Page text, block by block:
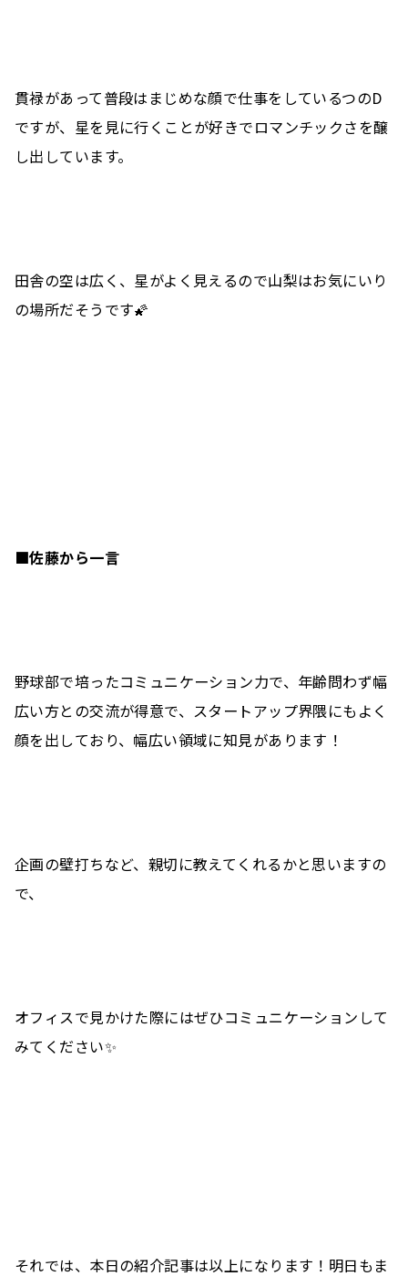
貫禄があって普段はまじめな顔で仕事をしているつのD
ですが、星を見に行くことが好きでロマンチックさを醸
し出しています。
田舎の空は広く、星がよく見えるので山梨はお気にいり
の場所だそうです🌠
■佐藤から一言
野球部で培ったコミュニケーション力で、年齢問わず幅
広い方との交流が得意で、スタートアップ界隈にもよく
顔を出しており、幅広い領域に知見があります！
企画の壁打ちなど、親切に教えてくれるかと思いますの
で、
オフィスで見かけた際にはぜひコミュニケーションして
みてください✨
それでは、本日の紹介記事は以上になります！明日もま